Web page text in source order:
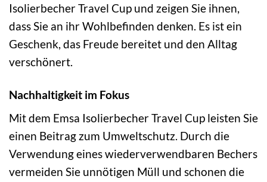
Isolierbecher Travel Cup und zeigen Sie ihnen,
dass Sie an ihr Wohlbefinden denken. Es ist ein
Geschenk, das Freude bereitet und den Alltag
verschönert.
Nachhaltigkeit im Fokus
Mit dem Emsa Isolierbecher Travel Cup leisten Sie
einen Beitrag zum Umweltschutz. Durch die
Verwendung eines wiederverwendbaren Bechers
vermeiden Sie unnötigen Müll und schonen die